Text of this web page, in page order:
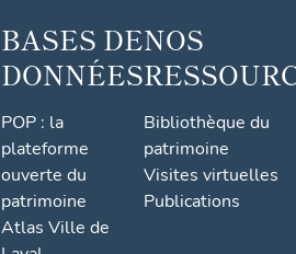
BASES DE
DONNÉES
POP : la
plateforme
ouverte du
patrimoine
Atlas Ville de
NOS
Bibliothèque du
patrimoine
Visites virtuelles
Publications